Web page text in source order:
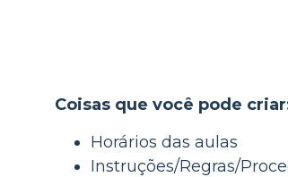
Coisas que você pode
Horários das aulas
Instruções/Regras/